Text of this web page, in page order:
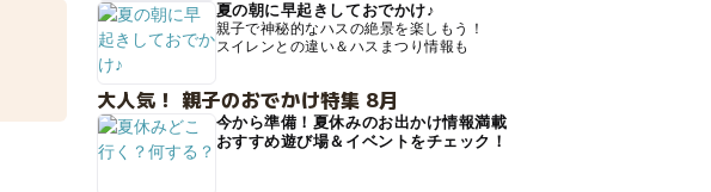
夏の朝に早起きしておでかけ♪
親子で神秘的なハスの絶景を楽しもう！
スイレンとの違い＆ハスまつり情報も
大人気！ 親子のおでかけ特集 8月
今から準備！夏休みのお出かけ情報満載
おすすめ遊び場＆イベントをチェック！